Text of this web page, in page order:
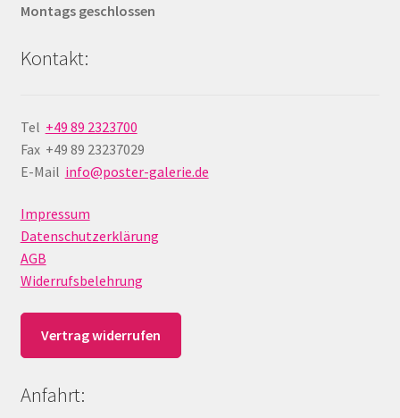
Montags geschlossen
Kontakt:
Tel +49 89 2323700
Fax +49 89 23237029
E-Mail info@poster-galerie.de
Impressum
Datenschutzerklärung
AGB
Widerrufsbelehrung
Vertrag widerrufen
Anfahrt: